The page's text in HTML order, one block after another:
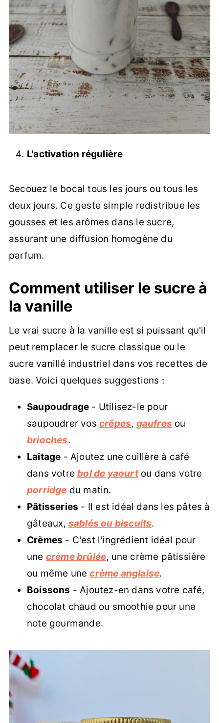
L'activation régulière
Secouez le bocal tous les jours ou tous les
deux jours. Ce geste simple redistribue les
gousses et les arômes dans le sucre,
assurant une diffusion homogène du
parfum.
Comment utiliser le sucre à
la vanille
Le vrai sucre à la vanille est si puissant qu'il
peut remplacer le sucre classique ou le
sucre vanillé industriel dans vos recettes de
base. Voici quelques suggestions :
Saupoudrage - Utilisez-le pour
saupoudrer vos crêpes, gaufres ou
brioches.
Laitage - Ajoutez une cuillère à café
dans votrebol de yaourtou dans votre
porridge du matin.
Pâtisseries - Il est idéal dans les pâtes à
gâteaux, sablés ou biscuits.
Crèmes - C'est l'ingrédient idéal pour
une crème brûlée, une crème pâtissière
ou même unecrème anglaise.
Boissons - Ajoutez-en dans votre café,
chocolat chaud ou smoothie pour une
note gourmande.